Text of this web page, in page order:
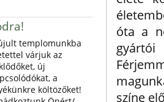
templomunkba
várjuk az
új
a
költözőket!
óta a
színe